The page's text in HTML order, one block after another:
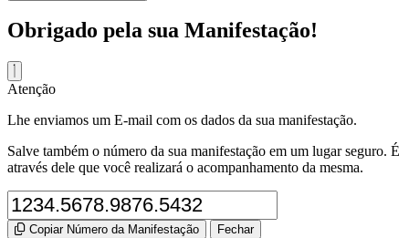
Obrigado pela sua Manifestação!
Atenção
Lhe enviamos um E-mail com os dados da sua manifestação.
Salve também o número da sua manifestação em um lugar seguro. É
através dele que você realizará o acompanhamento da mesma.
Copiar Número da Manifestação Fechar